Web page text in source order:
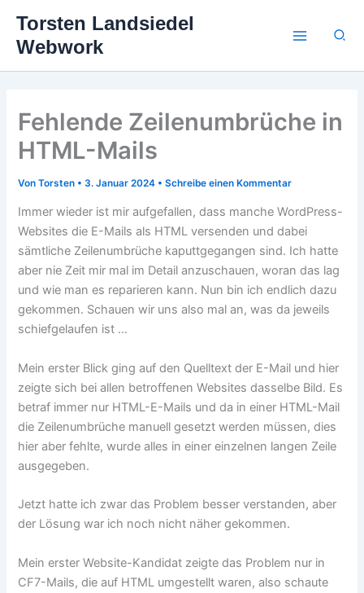
Inhalt
springen
Torsten Landsiedel
Webwork
Fehlende Zeilenumbrüche in
HTML-Mails
VonTorsten •3. Januar 2024 •Schreibe einen Kommentar
Immer wieder ist mir aufgefallen, dass manche WordPress-
Websites die E-Mails als HTML versenden und dabei
sämtliche Zeilenumbrüche kaputtgegangen sind. Ich hatte
aber nie Zeit mir mal im Detail anzuschauen, woran das lag
und wie man es reparieren kann. Nun bin ich endlich dazu
gekommen. Schauen wir uns also mal an, was da jeweils
schiefgelaufen ist …
Mein erster Blick ging auf den Quelltext der E-Mail und hier
zeigte sich bei allen betroffenen Websites dasselbe Bild. Es
betraf immer nur HTML-E-Mails und da in einer HTML-Mail
die Zeilenumbrüche manuell gesetzt werden müssen, dies
hier aber fehlte, wurde alles in einer einzelnen langen Zeile
ausgegeben.
Jetzt hatte ich zwar das Problem besser verstanden, aber
der Lösung war ich noch nicht näher gekommen.
Mein erster Website-Kandidat zeigte das Problem nur in
CF7-Mails, die auf HTML umgestellt waren, also schaute